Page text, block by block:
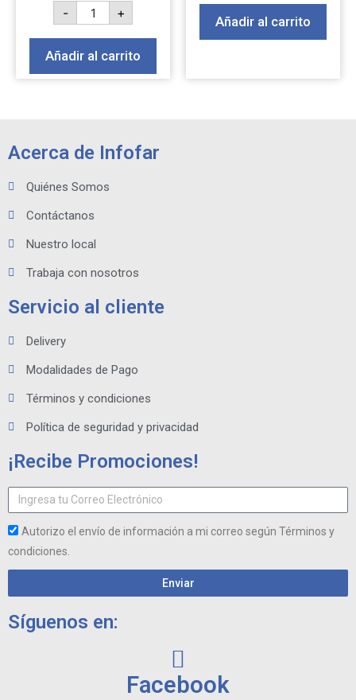
- +
Añadir al carrito
Añadir al carrito
Acerca de Infofar
Quiénes Somos
Contáctanos
Nuestro local
Trabaja con nosotros
Servicio al cliente
Delivery
Modalidades de Pago
Términos y condiciones
Política de seguridad y privacidad
¡Recibe Promociones!
Autorizo el envío de información a mi correo según Términos y
condiciones.
Enviar
Síguenos en:
Facebook